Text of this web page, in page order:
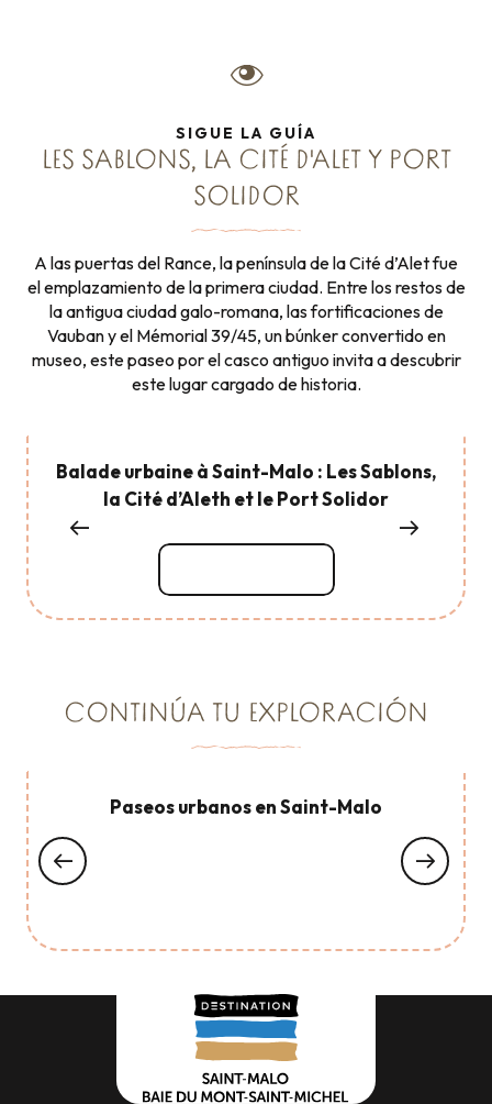
SIGUE LA GUÍA
LES SABLONS, LA CITÉ D'ALET Y PORT
SOLIDOR
A las puertas del Rance, la península de la Cité d’Alet fue
el emplazamiento de la primera ciudad. Entre los restos de
la antigua ciudad galo-romana, las fortificaciones de
Vauban y el Mémorial 39/45, un búnker convertido en
museo, este paseo por el casco antiguo invita a descubrir
este lugar cargado de historia.
Balade urbaine à Saint-Malo : Les Sablons,
la Cité d’Aleth et le Port Solidor
CONTINÚA TU EXPLORACIÓN
Paseos urbanos en Saint-Malo